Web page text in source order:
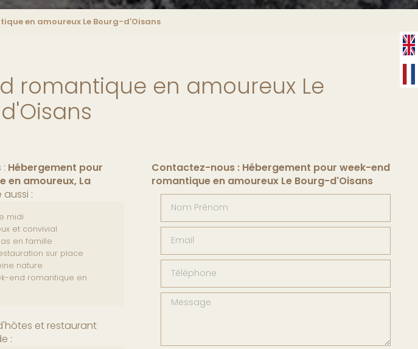
en amoureux Le Bourg-d'Oisans
romantique en amoureux Le
Hébergement pour
en amoureux, La
:
midi
et convivial
en famille
sur place
nature
end romantique en
et restaurant
:
Contactez-nous : Hébergement pour week-end
romantique en amoureux Le Bourg-d'Oisans
Message